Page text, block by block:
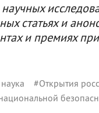
статьях и
и премиях
#Открытия